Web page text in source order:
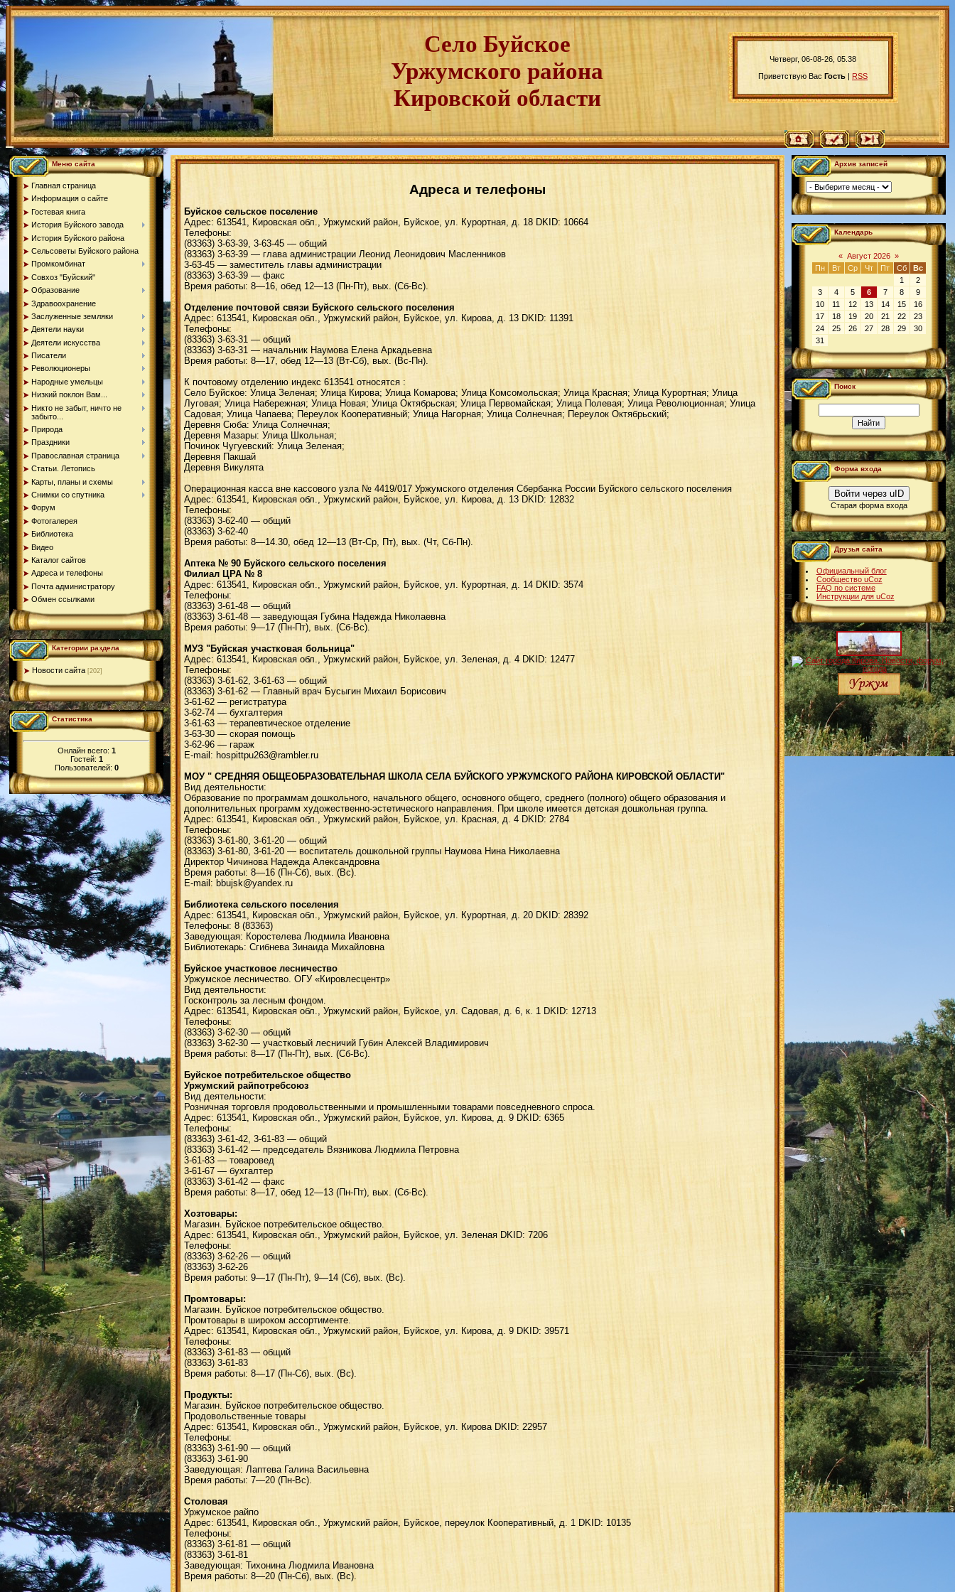
Четверг, 06-08-26, 05.38
Приветствую Вас Гость | RSS
Село Буйское
Уржумского района
Кировской области
Меню сайта
Главная страница
Информация о сайте
Гостевая книга
История Буйского завода
История Буйского района
Сельсоветы Буйского района
Промкомбинат
Совхоз "Буйский"
Образование
Здравоохранение
Заслуженные земляки
Деятели науки
Деятели искусства
Писатели
Революционеры
Народные умельцы
Низкий поклон Вам...
Никто не забыт, ничто не
забыто...
Природа
Праздники
Православная страница
Статьи. Летопись
Карты, планы и схемы
Снимки со спутника
Форум
Фотогалерея
Библиотека
Видео
Каталог сайтов
Адреса и телефоны
Почта администратору
Обмен ссылками
Категории раздела
Новости сайта [202]
Статистика
Онлайн всего: 1
Гостей: 1
Пользователей: 0
Адреса и телефоны
Буйское сельское поселение
Адрес: 613541, Кировская обл., Уржумский район, Буйское, yл. Кypopтнaя, д. 18 DKID: 10664
Телефоны:
(83363) 3-63-39, 3-63-45 — общий
(83363) 3-63-39 — глава администрации Леонид Леонидович Масленников
3-63-45 — заместитель главы администрации
(83363) 3-63-39 — факс
Время работы: 8—16, обед 12—13 (Пн-Пт), вых. (Сб-Вс).
Отделение почтовой связи Буйского сельского поселения
Адрес: 613541, Кировская обл., Уржумский район, Буйское, yл. Киpoвa, д. 13 DKID: 11391
Телефоны:
(83363) 3-63-31 — общий
(83363) 3-63-31 — начальник Наумова Елена Аркадьевна
Время работы: 8—17, обед 12—13 (Вт-Сб), вых. (Вс-Пн).
К почтовому отделению индекс 613541 относятся :
Село Буйское: Улица Зеленая; Улица Кирова; Улица Комарова; Улица Комсомольская; Улица Красная; Улица Курортная; Улица
Луговая; Улица Набережная; Улица Новая; Улица Октябрьская; Улица Первомайская; Улица Полевая; Улица Революционная; Улица
Садовая; Улица Чапаева; Переулок Кооперативный; Улица Нагорная; Улица Солнечная; Переулок Октябрьский;
Деревня Сюба: Улица Солнечная;
Деревня Мазары: Улица Школьная;
Починок Чугуевский: Улица Зеленая;
Деревня Пакшай
Деревня Викулята
Операционная касса вне кассового узла № 4419/017 Уржумского отделения Сбербанка России Буйского сельского поселения
Адрес: 613541, Кировская обл., Уржумский район, Буйское, yл. Киpoвa, д. 13 DKID: 12832
Телефоны:
(83363) 3-62-40 — общий
(83363) 3-62-40
Время работы: 8—14.30, обед 12—13 (Вт-Ср, Пт), вых. (Чт, Сб-Пн).
Аптека № 90 Буйского сельского поселения
Филиал ЦРА № 8
Адрес: 613541, Кировская обл., Уржумский район, Буйское, yл. Кypopтнaя, д. 14 DKID: 3574
Телефоны:
(83363) 3-61-48 — общий
(83363) 3-61-48 — заведующая Губина Надежда Николаевна
Время работы: 9—17 (Пн-Пт), вых. (Сб-Вс).
МУЗ "Буйская участковая больница"
Адрес: 613541, Кировская обл., Уржумский район, Буйское, ул. Зeлeнaя, д. 4 DKID: 12477
Телефоны:
(83363) 3-61-62, 3-61-63 — общий
(83363) 3-61-62 — Главный врач Бусыгин Михаил Борисович
3-61-62 — регистратура
3-62-74 — бухгалтерия
3-61-63 — терапевтическое отделение
3-63-30 — скорая помощь
3-62-96 — гараж
E-mail: hospittpu263@rambler.ru
МОУ " СРЕДНЯЯ ОБЩЕОБРАЗОВАТЕЛЬНАЯ ШКОЛА СЕЛА БУЙСКОГО УРЖУМСКОГО РАЙОНА КИРОВСКОЙ ОБЛАСТИ"
Вид деятельности:
Образование по программам дошкольного, начального общего, основного общего, среднего (полного) общего образования и
дополнительных программ художественно-эстетического направления. При школе имеется детская дошкольная группа.
Адрес: 613541, Кировская обл., Уржумский район, Буйское, ул. Кpacнaя, д. 4 DKID: 2784
Телефоны:
(83363) 3-61-80, 3-61-20 — общий
(83363) 3-61-80, 3-61-20 — воспитатель дошкольной группы Наумова Нина Николаевна
Директор Чичинова Надежда Александровна
Время работы: 8—16 (Пн-Сб), вых. (Вс).
Е-mail: bbujsk@yandex.ru
Библиотека сельского поселения
Адрес: 613541, Кировская обл., Уржумский район, Буйское, yл. Кypopтнaя, д. 20 DKID: 28392
Телефоны: 8 (83363)
Заведующая: Коростелева Людмила Ивановна
Библиотекарь: Сгибнева Зинаида Михайловна
Буйское участковое лесничество
Уржумское лесничество. ОГУ «Кировлесцентр»
Вид деятельности:
Госконтроль за лесным фондом.
Адрес: 613541, Кировская обл., Уржумский район, Буйское, yл. Сaдoвaя, д. 6, к. 1 DKID: 12713
Телефоны:
(83363) 3-62-30 — общий
(83363) 3-62-30 — участковый лесничий Губин Алексей Владимирович
Время работы: 8—17 (Пн-Пт), вых. (Сб-Вс).
Буйское потребительское общество
Уржумский райпотребсоюз
Вид деятельности:
Розничная торговля продовольственными и промышленными товарами повседневного спроса.
Адрес: 613541, Кировская обл., Уржумский район, Буйское, yл. Киpoвa, д. 9 DKID: 6365
Телефоны:
(83363) 3-61-42, 3-61-83 — общий
(83363) 3-61-42 — председатель Вязникова Людмила Петровна
3-61-83 — товаровед
3-61-67 — бухгалтер
(83363) 3-61-42 — факс
Время работы: 8—17, обед 12—13 (Пн-Пт), вых. (Сб-Вс).
Хозтовары:
Магазин. Буйское потребительское общество.
Адрес: 613541, Кировская обл., Уржумский район, Буйское, ул. Зeлeнaя DKID: 7206
Телефоны:
(83363) 3-62-26 — общий
(83363) 3-62-26
Время работы: 9—17 (Пн-Пт), 9—14 (Сб), вых. (Вс).
Промтовары:
Магазин. Буйское потребительское общество.
Промтовары в широком ассортименте.
Адрес: 613541, Кировская обл., Уржумский район, Буйское, yл. Киpoвa, д. 9 DKID: 39571
Телефоны:
(83363) 3-61-83 — общий
(83363) 3-61-83
Время работы: 8—17 (Пн-Сб), вых. (Вс).
Продукты:
Магазин. Буйское потребительское общество.
Продовольственные товары
Адрес: 613541, Кировская обл., Уржумский район, Буйское, yл. Киpoвa DKID: 22957
Телефоны:
(83363) 3-61-90 — общий
(83363) 3-61-90
Заведующая: Лаптева Галина Васильевна
Время работы: 7—20 (Пн-Вс).
Столовая
Уржумское райпо
Адрес: 613541, Кировская обл., Уржумский район, Буйское, пepeyлoк Кooпepaтивный, д. 1 DKID: 10135
Телефоны:
(83363) 3-61-81 — общий
(83363) 3-61-81
Заведующая: Тихонина Людмила Ивановна
Время работы: 8—20 (Пн-Сб), вых. (Вс).
Архив записей
Календарь
« Август 2026 »
Пн
Вт Ср Чт Пт Сб
Вс
1
2
3
4 5 6 7 8
9
10
11 12 13 14 15
16
17
18 19 20 21 22
23
24
25 26 27 28 29
30
31
Поиск
Форма входа
Войти через uID
Старая форма входа
Друзья сайта
Официальный блог
Сообщество uCoz
FAQ по системе
Инструкции для uCoz